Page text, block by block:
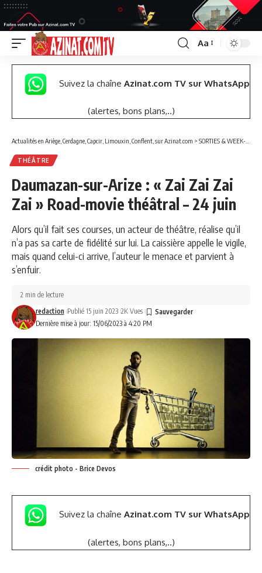
Font
Resizer
Aa
Suivez la chaîne Azinat.com TV sur WhatsApp
(alertes, bons plans,..)
Actualités en Ariège, Cerdagne, Capcir, Limouxin, Conflent, sur Azinat.com > SORTIES & WEEK-END
THÉÂTRE
Daumazan-sur-Arize : « Zai Zai Zai
Zai » Road-movie théâtral – 24 juin
Alors qu’il fait ses courses, un acteur de théâtre, réalise qu’il
n’a pas sa carte de fidélité sur lui. La caissière appelle le vigile,
mais quand celui-ci arrive, l’auteur le menace et parvient à
s’enfuir.
Dernière mise à jour: 15/06/2023 à 4:20 PM
redaction Publié 15 juin 2023 2K Vues
2 min de lecture
crédit photo - Brice Devos
Suivez la chaîne Azinat.com TV sur WhatsApp
(alertes, bons plans,..)